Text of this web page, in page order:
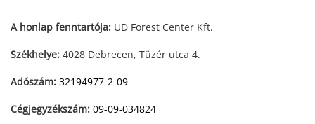
A honlap fenntartója: UD Forest Center Kft.
Székhelye: 4028 Debrecen, Tüzér utca 4.
Adószám: 32194977-2-09
Cégjegyzékszám: 09-09-034824